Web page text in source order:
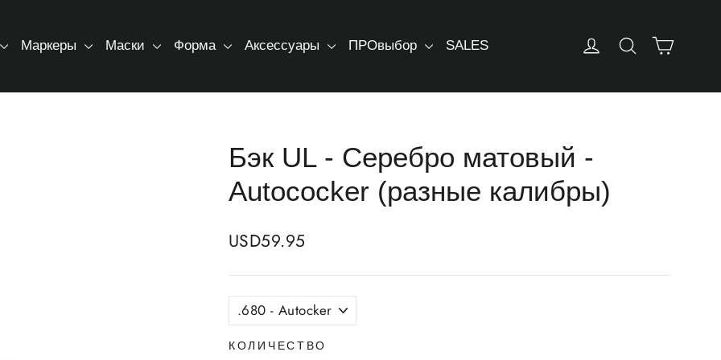
Маркеры Маски Форма Аксессуары ПРОвыбор SALES Log in Искать
Бэк UL - Серебро матовый -
Autococker (разные калибры)
Regular
USD59.95
КОЛИЧЕСТВО